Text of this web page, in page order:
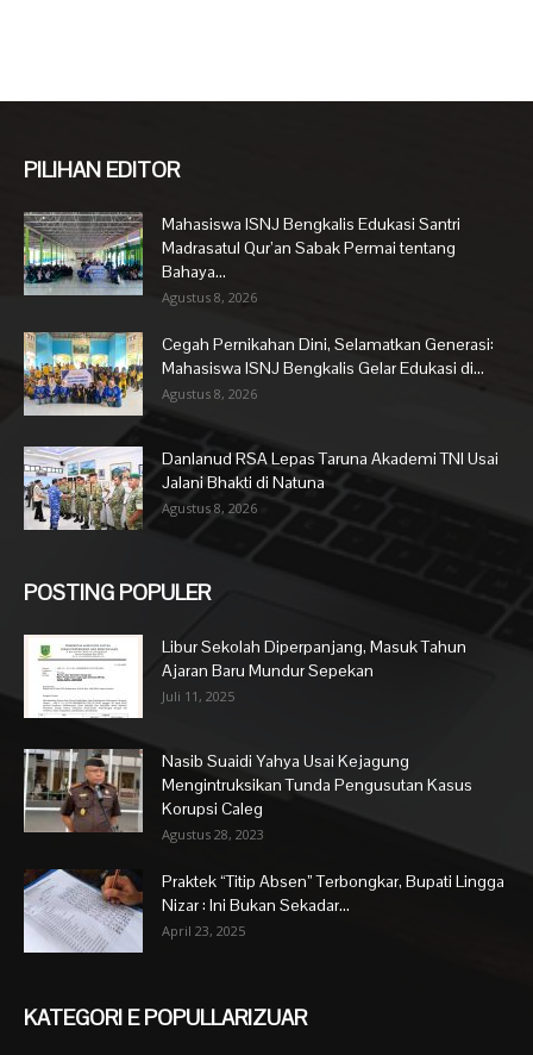
PILIHAN EDITOR
Mahasiswa ISNJ Bengkalis Edukasi Santri
Madrasatul Qur’an Sabak Permai tentang
Bahaya...
Agustus 8, 2026
Cegah Pernikahan Dini, Selamatkan Generasi:
Mahasiswa ISNJ Bengkalis Gelar Edukasi di...
Agustus 8, 2026
Danlanud RSA Lepas Taruna Akademi TNI Usai
Jalani Bhakti di Natuna
Agustus 8, 2026
POSTING POPULER
Libur Sekolah Diperpanjang, Masuk Tahun
Ajaran Baru Mundur Sepekan
Juli 11, 2025
Nasib Suaidi Yahya Usai Kejagung
Mengintruksikan Tunda Pengusutan Kasus
Korupsi Caleg
Agustus 28, 2023
Praktek “Titip Absen” Terbongkar, Bupati Lingga
Nizar : Ini Bukan Sekadar...
April 23, 2025
KATEGORI E POPULLARIZUAR